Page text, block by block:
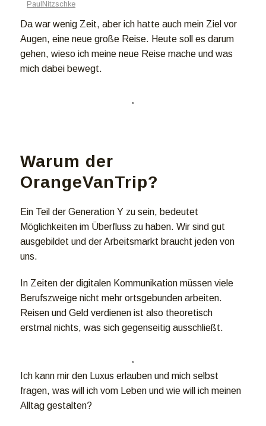
PaulNitzschke
Da war wenig Zeit, aber ich hatte auch mein Ziel vor
Augen, eine neue große Reise. Heute soll es darum
gehen, wieso ich meine neue Reise mache und was
mich dabei bewegt.
Warum der
OrangeVanTrip?
Ein Teil der Generation Y zu sein, bedeutet
Möglichkeiten im Überfluss zu haben. Wir sind gut
ausgebildet und der Arbeitsmarkt braucht jeden von
uns.
In Zeiten der digitalen Kommunikation müssen viele
Berufszweige nicht mehr ortsgebunden arbeiten.
Reisen und Geld verdienen ist also theoretisch
erstmal nichts, was sich gegenseitig ausschließt.
Ich kann mir den Luxus erlauben und mich selbst
fragen, was will ich vom Leben und wie will ich meinen
Alltag gestalten?